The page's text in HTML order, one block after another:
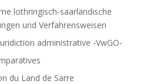
lothringisch-saarländische
und Verfahrensweisen
administrative -VwGO-
du Land de Sarre